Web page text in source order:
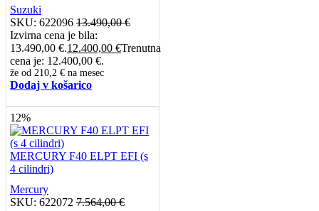
Suzuki
SKU: 622096 13.490,00€
Izvirna cena je bila:
13.490,00 €.12.400,00 €Trenutna
cena je: 12.400,00 €.
že od 210,2 € na mesec
Dodaj v košarico
12%
MERCURY F40 ELPT EFI (s
4 cilindri)
Mercury
SKU: 622072 7.564,00€